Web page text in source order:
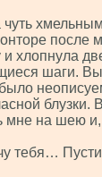
после
хлопнула
шаги.
блузки.
мне на шею и,
тебя…